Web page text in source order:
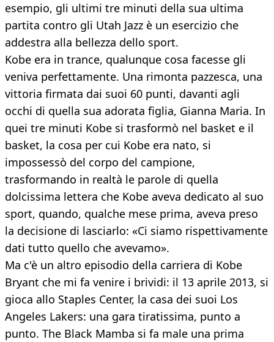
esempio, gli ultimi tre minuti della sua ultima
partita contro gli Utah Jazz è un esercizio che
addestra alla bellezza dello sport.
Kobe era in trance, qualunque cosa facesse gli
veniva perfettamente. Una rimonta pazzesca, una
vittoria firmata dai suoi 60 punti, davanti agli
occhi di quella sua adorata figlia, Gianna Maria. In
quei tre minuti Kobe si trasformò nel basket e il
basket, la cosa per cui Kobe era nato, si
impossessò del corpo del campione,
trasformando in realtà le parole di quella
dolcissima lettera che Kobe aveva dedicato al suo
sport, quando, qualche mese prima, aveva preso
la decisione di lasciarlo: «Ci siamo rispettivamente
dati tutto quello che avevamo».
Ma c'è un altro episodio della carriera di Kobe
Bryant che mi fa venire i brividi: il 13 aprile 2013, si
gioca allo Staples Center, la casa dei suoi Los
Angeles Lakers: una gara tiratissima, punto a
punto. The Black Mamba si fa male una prima